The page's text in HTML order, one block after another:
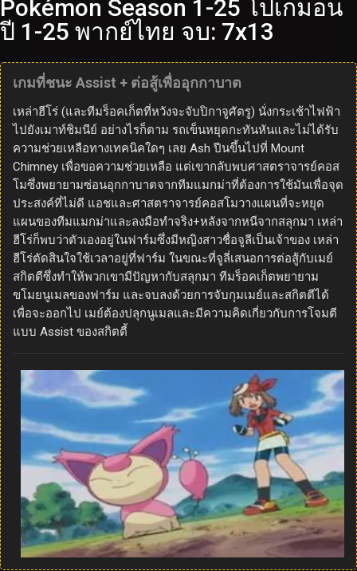
Pokémon Season 1-25 โปเกมอน
ปี 1-25 พากย์ไทย จบ: 7x13
เกมที่ชนะ Assist + ต่อสู้เพื่ออุกกาบาต
เหล่าฮีโร่ (และทีมร็อคเก็ตที่หวังจะจับปิกาจูศัตรู) นั่งกระเช้าไฟฟ้า
ไปยังเมาท์ชิมนีย์ อย่างไรก็ตาม รถเข็นหยุดกะทันหันและไม่ได้รับ
ความช่วยเหลือทางเทคนิคใดๆ เลย Ash ปีนขึ้นไปที่ Mount
Chimney เพื่อขอความช่วยเหลือ แต่เขากลับพบศาสตราจารย์คอส
โมซึ่งพยายามซ่อนอุกกาบาตจากทีมแมกม่าที่ต้องการใช้มันเพื่อจุด
ประสงค์ที่ไม่ดี แอชและศาสตราจารย์คอสโมวางแผนที่จะหยุด
แผนของทีมแมกม่าและลงมือทำจริง+หลังจากหนีจากสลุกมา เหล่า
ฮีโร่ก็พบว่าตัวเองอยู่ในฟาร์มซึ่งมีหญิงสาวชื่อจูลีเป็นเจ้าของ เหล่า
ฮีโร่ตัดสินใจใช้เวลาอยู่ที่ฟาร์ม ในขณะที่จูลี่เสนอการต่อสู้กับเมย์
สกิตตีซึ่งทำให้พวกเขามีปัญหากับสลุกมา ทีมร็อคเก็ตพยายาม
ขโมยนูเมลของฟาร์ม และจบลงด้วยการจับกุมเมย์และสกิตตีได้
เพื่อจะออกไป เมย์ต้องปลุกนูเมลและมีความคิดเกี่ยวกับการโจมตี
แบบ Assist ของสกิตตี้